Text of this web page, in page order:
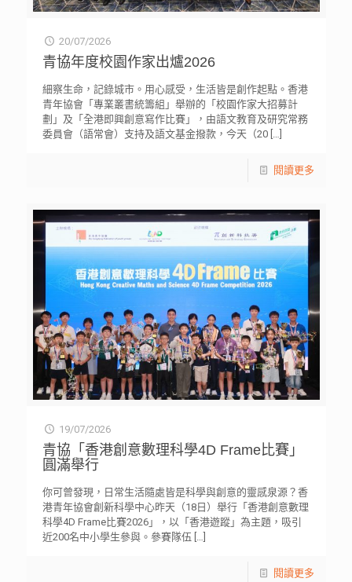
20/07/2026
青協年度校園作家出爐2026
細察生命，記錄城市。用心感受，生活皆是創作起點。香港
青年協會「專業叢書統籌組」舉辦的「校園作家大招募計
劃」及「全港即興創意寫作比賽」，由語文教育及研究常務
委員會（語常會）支持及語文基金撥款，今天（20[…]
閱讀更多
19/07/2026
青協「香港創意數理科學4D Frame比賽」
圓滿舉行
你可曾發現，日常生活隨處皆是科學與創意的靈感泉源？香
港青年協會創新科學中心昨天（18日）舉行「香港創意數理
科學4D Frame比賽2026」，以「香港遊蹤」為主題，吸引
近200名中小學生參與。參賽隊伍 […]
閱讀更多